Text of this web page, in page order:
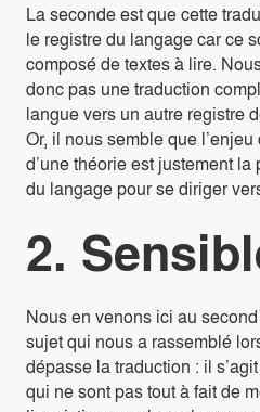
La seconde est que cette
le registre du langage car ce
composé de textes à lire.
donc pas une traduction
langue vers un autre registre
Or, il nous semble que
d’une théorie est justement
du langage pour se diriger
2.
Nous en venons ici au
sujet qui nous a rassemblé
dépasse la traduction : il
qui ne sont pas tout à fait de